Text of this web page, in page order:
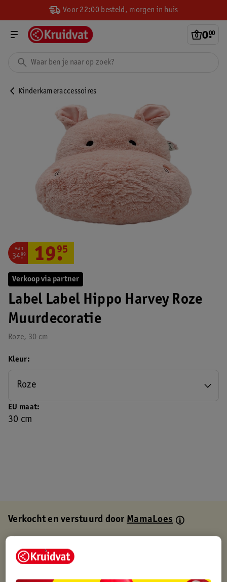
Voor 22:00 besteld, morgen in huis
0.
00
Kinderkameraccessoires
Verkoop via partner
Label Label Hippo Harvey Roze
Muurdecoratie
Roze, 30 cm
van
34.
99 19.
95
EU maat
30 cm
Kleur
Roze
Verkocht en verstuurd doorMamaLoes
Gratis thuisbezorgd
Gratis retourneren via verkooppartner.
Gratis punten met je Kruidvat kaart